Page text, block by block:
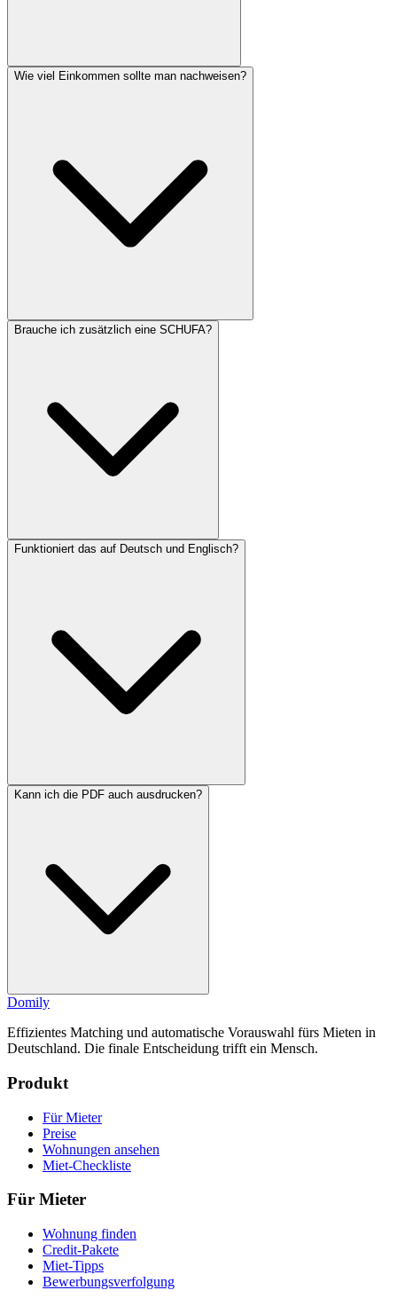
Wie viel Einkommen sollte man nachweisen?
Brauche ich zusätzlich eine SCHUFA?
Funktioniert das auf Deutsch und Englisch?
Kann ich die PDF auch ausdrucken?
Domily
Effizientes Matching und automatische Vorauswahl fürs Mieten in
Deutschland. Die finale Entscheidung trifft ein Mensch.
Produkt
Für Mieter
Preise
Wohnungen ansehen
Miet-Checkliste
Für Mieter
Wohnung finden
Credit-Pakete
Miet-Tipps
Bewerbungsverfolgung